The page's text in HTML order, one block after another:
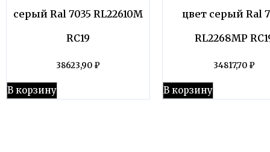
серый Ral 7035 RL22610M
RC19
38623,90 ₽
В корзину
цвет серый Ral
RL2268MP
34817,70 ₽
В корзину